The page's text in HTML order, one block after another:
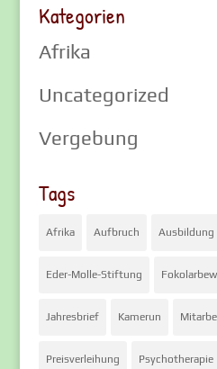
Kategorien
Afrika
Uncategorized
Vergebung
Tags
Afrika Aufbruch Ausbildung
Eder-Molle-Stiftung
Jahresbrief Kamerun
Preisverleihung Psychotherapie